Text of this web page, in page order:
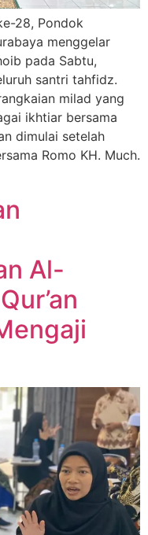
28, Pondok
menggelar
pada Sabtu,
santri tahfidz.
milad yang
ikhtiar bersama
dimulai setelah
Romo KH. Much.
Al-